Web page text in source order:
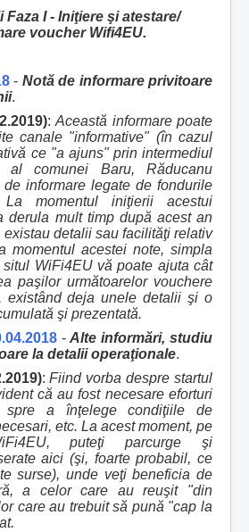
Faza I - Iniţiere şi atestare/
voucher Wifi4EU.
- Notă de informare privitoare
.
:Această informare poate
canale "informative" (în cazul
ce "a ajuns" prin intermediul
al comunei Baru, Răducanu
informare legate de fondurile
La momentul iniţierii acestui
derula mult timp după acest an
existau detalii sau facilităţi relativ
momentul acestei note, simpla
WiFi4EU vă poate ajuta cât
paşilor următoarelor vouchere
existând deja unele detalii şi o
şi prezentată.
-Alte informări, studiu
la detalii operaţionale.
:Fiind vorba despre startul
că au fost necesare eforturi
spre a înţelege condiţiile de
etc. La acest moment, pe
puteţi parcurge şi
aici (şi, foarte probabil, ce
surse), unde veţi beneficia de
a celor care au reuşit "din
care au trebuit să pună "cap la